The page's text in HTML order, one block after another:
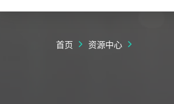
首页 资源中心